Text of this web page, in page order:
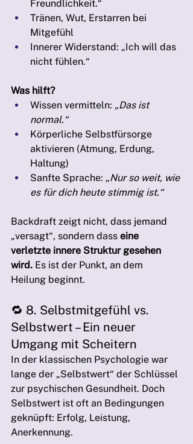
Freundlichkeit.“
Tränen, Wut, Erstarren bei
Mitgefühl
Innerer Widerstand: „Ich will das
nicht fühlen.“
Was hilft?
Wissen vermitteln: „Das ist
normal.“
Körperliche Selbstfürsorge
aktivieren (Atmung, Erdung,
Haltung)
Sanfte Sprache: „Nur so weit, wie
es für dich heute stimmig ist.“
Backdraft zeigt nicht, dass jemand
„versagt“, sondern dass eine
verletzte innere Struktur gesehen
wird. Es ist der Punkt, an dem
Heilung beginnt.
🔁 8. Selbstmitgefühl vs.
Selbstwert – Ein neuer
Umgang mit Scheitern
In der klassischen Psychologie war
lange der „Selbstwert“ der Schlüssel
zur psychischen Gesundheit. Doch
Selbstwert ist oft an Bedingungen
geknüpft: Erfolg, Leistung,
Anerkennung.